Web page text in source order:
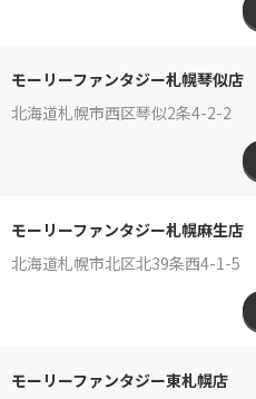
モーリーファンタジー札幌琴似店
北海道札幌市西区琴似2条4-2-2
モーリーファンタジー札幌麻生店
北海道札幌市北区北39条西4-1-5
モーリーファンタジー東札幌店